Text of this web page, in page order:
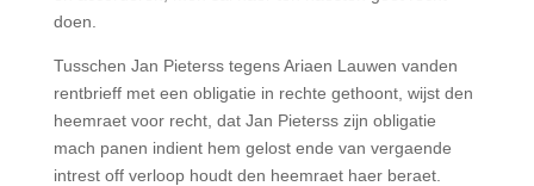
doen.
Tusschen Jan Pieterss tegens Ariaen Lauwen vanden
rentbrieff met een obligatie in rechte gethoont, wijst den
heemraet voor recht, dat Jan Pieterss zijn obligatie
mach panen indient hem gelost ende van vergaende
intrest off verloop houdt den heemraet haer beraet.